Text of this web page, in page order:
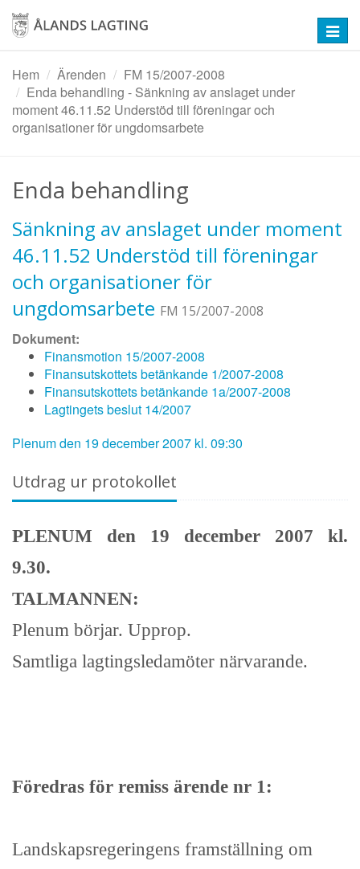
Hoppa
huvudinnehåll
Hem
Ärenden
FM 15/2007-2008
Enda behandling - Sänkning av anslaget under
moment 46.11.52 Understöd till föreningar och
organisationer för ungdomsarbete
Enda behandling
Sänkning av anslaget under moment
46.11.52 Understöd till föreningar
och organisationer för
ungdomsarbete FM 15/2007-2008
Dokument:
Finansmotion 15/2007-2008
Finansutskottets betänkande 1/2007-2008
Finansutskottets betänkande 1a/2007-2008
Lagtingets beslut 14/2007
Plenum den 19 december 2007 kl. 09:30
Utdrag ur protokollet
PLENUM den 19 december 2007 kl.
9.30.
TALMANNEN:
Plenum börjar. Upprop.
Samtliga lagtingsledamöter närvarande.
Föredras för remiss ärende nr 1:
Landskapsregeringens framställning om